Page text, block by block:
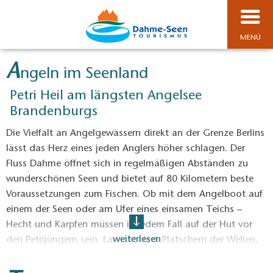
MENÜ
Angeln im Seenland
Petri Heil am längsten Angelsee
Brandenburgs
Die Vielfalt an Angelgewässern direkt an der Grenze Berlins
lässt das Herz eines jeden Anglers höher schlagen. Der
Fluss Dahme öffnet sich in regelmäßigen Abständen zu
wunderschönen Seen und bietet auf 80 Kilometern beste
Voraussetzungen zum Fischen. Ob mit dem Angelboot auf
einem der Seen oder am Ufer eines einsamen Teichs –
Hecht und Karpfen müssen in jedem Fall auf der Hut vor
den Petrijüngern sein. Lauscht dem Plätschern der Wellen,
Angelfreund oder Enkel und genießt spektakuläre
weiterlesen